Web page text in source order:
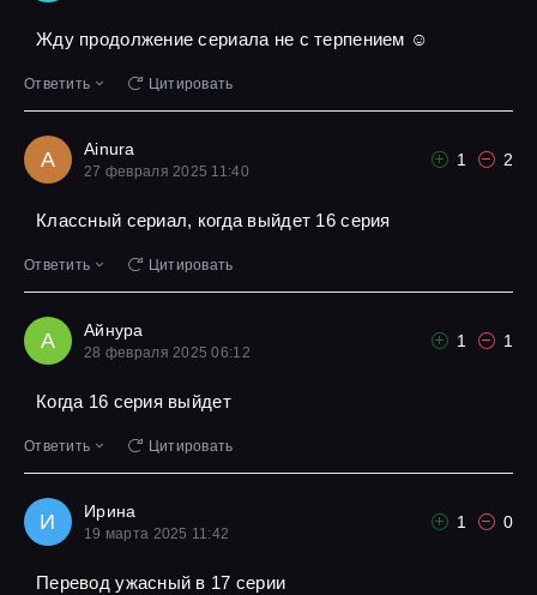
Жду продолжение сериала не с терпением ☺
Ответить Цитировать
A Ainura
27 февраля 2025 11:40
1 2
Классный сериал, когда выйдет 16 серия
Ответить Цитировать
А Айнура
28 февраля 2025 06:12
1 1
Когда 16 серия выйдет
Ответить Цитировать
И Ирина
19 марта 2025 11:42
1 0
Перевод ужасный в 17 серии